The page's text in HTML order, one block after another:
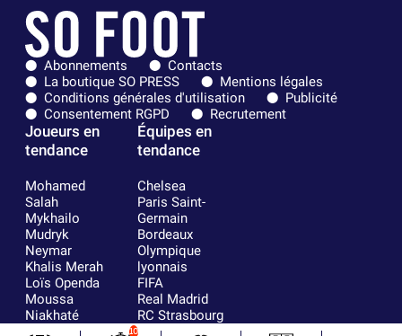
Abonnements
Contacts
La boutique SO PRESS
Mentions légales
Conditions générales d'utilisation
Publicité
Consentement RGPD
Recrutement
Joueurs en
tendance
Mohamed
Salah
Mykhailo
Mudryk
Neymar
Khalis Merah
Loïs Openda
Moussa
Niakhaté
Nicolás
Équipes en
tendance
Chelsea
Paris Saint-
Germain
Bordeaux
Olympique
lyonnais
FIFA
Real Madrid
RC Strasbourg
AC Milan
10